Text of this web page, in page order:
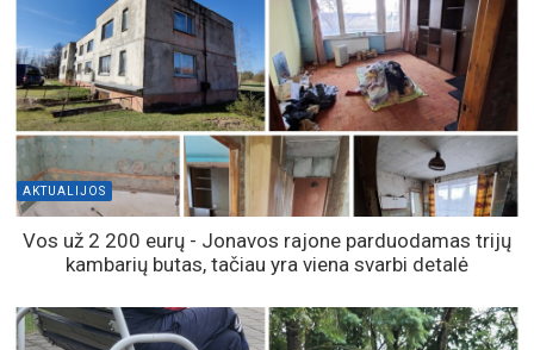
AKTUALIJOS
Vos už 2 200 eurų - Jonavos rajone parduodamas trijų
kambarių butas, tačiau yra viena svarbi detalė